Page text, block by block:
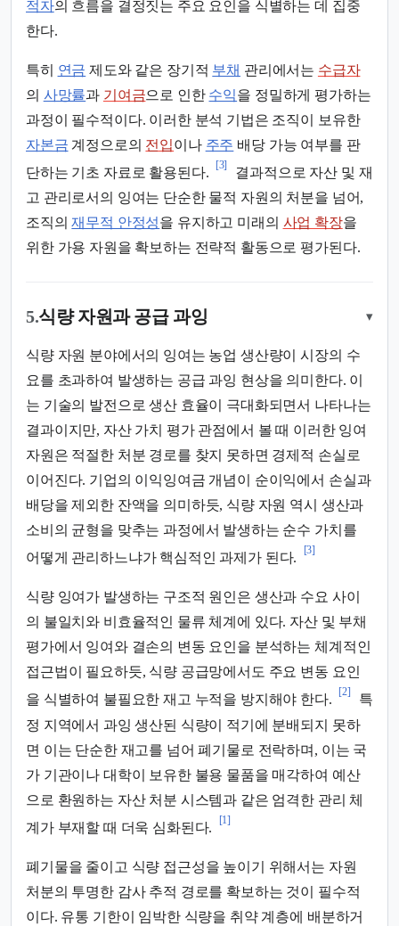
적자의 흐름을 결정짓는 주요 요인을 식별하는 데 집중
한다.
특히 연금 제도와 같은 장기적 부채 관리에서는 수급자
의 사망률과 기여금으로 인한 수익을 정밀하게 평가하는
과정이 필수적이다. 이러한 분석 기법은 조직이 보유한
자본금 계정으로의 전입이나 주주 배당 가능 여부를 판
단하는 기초 자료로 활용된다.
[3]
결과적으로 자산 및 재
고 관리로서의 잉여는 단순한 물적 자원의 처분을 넘어,
조직의재무적 안정성을 유지하고 미래의 사업 확장을
위한 가용 자원을 확보하는 전략적 활동으로 평가된다.
5.식량 자원과 공급 과잉 ▾
식량 자원 분야에서의 잉여는 농업 생산량이 시장의 수
요를 초과하여 발생하는 공급 과잉 현상을 의미한다. 이
는 기술의 발전으로 생산 효율이 극대화되면서 나타나는
결과이지만, 자산 가치 평가 관점에서 볼 때 이러한 잉여
자원은 적절한 처분 경로를 찾지 못하면 경제적 손실로
이어진다. 기업의 이익잉여금 개념이 순이익에서 손실과
배당을 제외한 잔액을 의미하듯, 식량 자원 역시 생산과
소비의 균형을 맞추는 과정에서 발생하는 순수 가치를
어떻게 관리하느냐가 핵심적인 과제가 된다.
[3]
식량 잉여가 발생하는 구조적 원인은 생산과 수요 사이
의 불일치와 비효율적인 물류 체계에 있다. 자산 및 부채
평가에서 잉여와 결손의 변동 요인을 분석하는 체계적인
접근법이 필요하듯, 식량 공급망에서도 주요 변동 요인
을 식별하여 불필요한 재고 누적을 방지해야 한다.
[2]
특
정 지역에서 과잉 생산된 식량이 적기에 분배되지 못하
면 이는 단순한 재고를 넘어 폐기물로 전락하며, 이는 국
가 기관이나 대학이 보유한 불용 물품을 매각하여 예산
으로 환원하는 자산 처분 시스템과 같은 엄격한 관리 체
계가 부재할 때 더욱 심화된다.
[1]
폐기물을 줄이고 식량 접근성을 높이기 위해서는 자원
처분의 투명한 감사 추적 경로를 확보하는 것이 필수적
이다. 유통 기한이 임박한 식량을 취약 계층에 배분하거